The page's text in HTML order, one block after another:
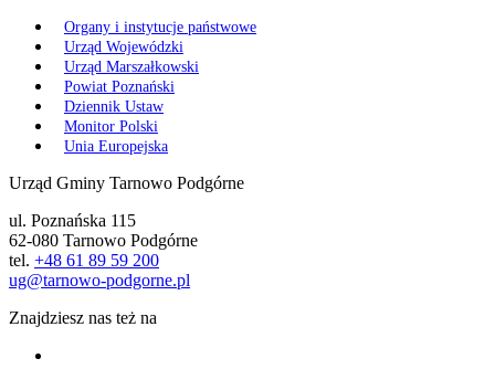
Organy i instytucje państwowe
Urząd Wojewódzki
Urząd Marszałkowski
Powiat Poznański
Dziennik Ustaw
Monitor Polski
Unia Europejska
Urząd Gminy Tarnowo Podgórne
ul. Poznańska 115
62-080 Tarnowo Podgórne
tel. +48 61 89 59 200
ug@tarnowo-podgorne.pl
Znajdziesz nas też na